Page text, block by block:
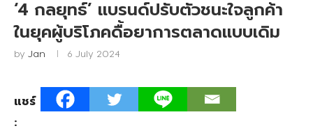
‘4 กลยุทธ์’ แบรนด์ปรับตัวชนะใจลูกค้า
ในยุคผู้บริโภคดื้อยาการตลาดแบบเดิม
by Jan 6 July 2024
แชร์
: